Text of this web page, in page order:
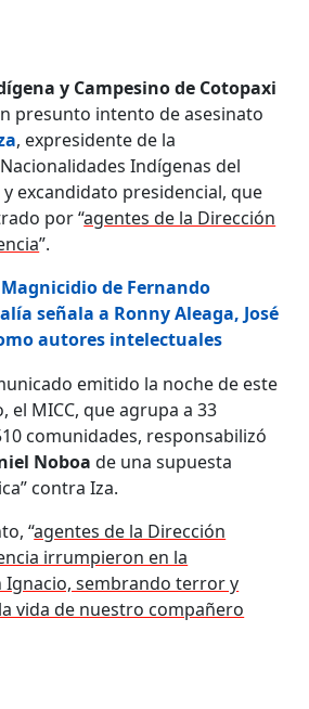
y Campesino de Cotopaxi
presunto intento de asesinato
, expresidente de la
Indígenas del
y excandidato presidencial, que
por “agentes de la Dirección
”.
Magnicidio de Fernando
señala a Ronny Aleaga, José
autores intelectuales
emitido la noche de este
el MICC, que agrupa a 33
comunidades, responsabilizó
Noboa de una supuesta
contra Iza.
“agentes de la Dirección
irrumpieron en la
Ignacio, sembrando terror y
vida de nuestro compañero